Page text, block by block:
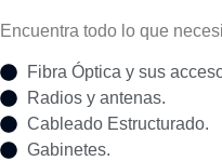
Encuentra todo lo que
Fibra Óptica y sus
Radios y antenas.
Cableado Estructurado.
Gabinetes.